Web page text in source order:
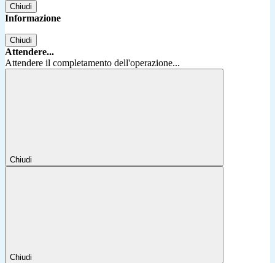
Chiudi
Informazione
Chiudi
Attendere...
Attendere il completamento dell'operazione...
Chiudi
Chiudi